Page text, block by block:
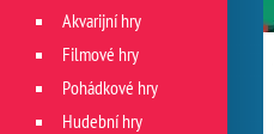
Akvarijní hry
Filmové hry
Pohádkové hry
Hudební hry